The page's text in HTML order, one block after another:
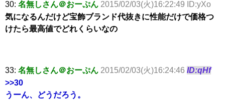
30: 名無しさん＠おーぷん 2015/02/03(火)16:22:49 ID:yXo
気になるんだけど宝飾ブランド代抜きに性能だけで価格つ
けたら最高値でどれくらいなの
33: 名無しさん＠おーぷん 2015/02/03(火)16:24:46 ID:qHf
>>30
うーん、どうだろう。